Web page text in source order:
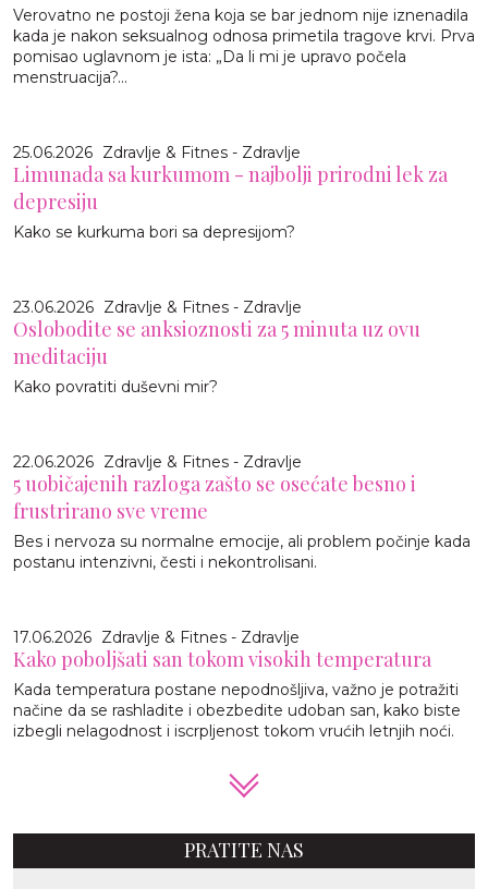
Verovatno ne postoji žena koja se bar jednom nije iznenadila
kada je nakon seksualnog odnosa primetila tragove krvi. Prva
pomisao uglavnom je ista: „Da li mi je upravo počela
menstruacija?...
25.06.2026 Zdravlje & Fitnes - Zdravlje
Limunada sa kurkumom - najbolji prirodni lek za
depresiju
Kako se kurkuma bori sa depresijom?
23.06.2026 Zdravlje & Fitnes - Zdravlje
Oslobodite se anksioznosti za 5 minuta uz ovu
meditaciju
Kako povratiti duševni mir?
22.06.2026 Zdravlje & Fitnes - Zdravlje
5 uobičajenih razloga zašto se osećate besno i
frustrirano sve vreme
Bes i nervoza su normalne emocije, ali problem počinje kada
postanu intenzivni, česti i nekontrolisani.
17.06.2026 Zdravlje & Fitnes - Zdravlje
Kako poboljšati san tokom visokih temperatura
Kada temperatura postane nepodnošljiva, važno je potražiti
načine da se rashladite i obezbedite udoban san, kako biste
izbegli nelagodnost i iscrpljenost tokom vrućih letnjih noći.
PRATITE NAS